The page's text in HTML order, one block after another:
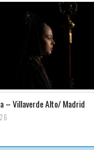
– Villaverde Alto/ Madrid